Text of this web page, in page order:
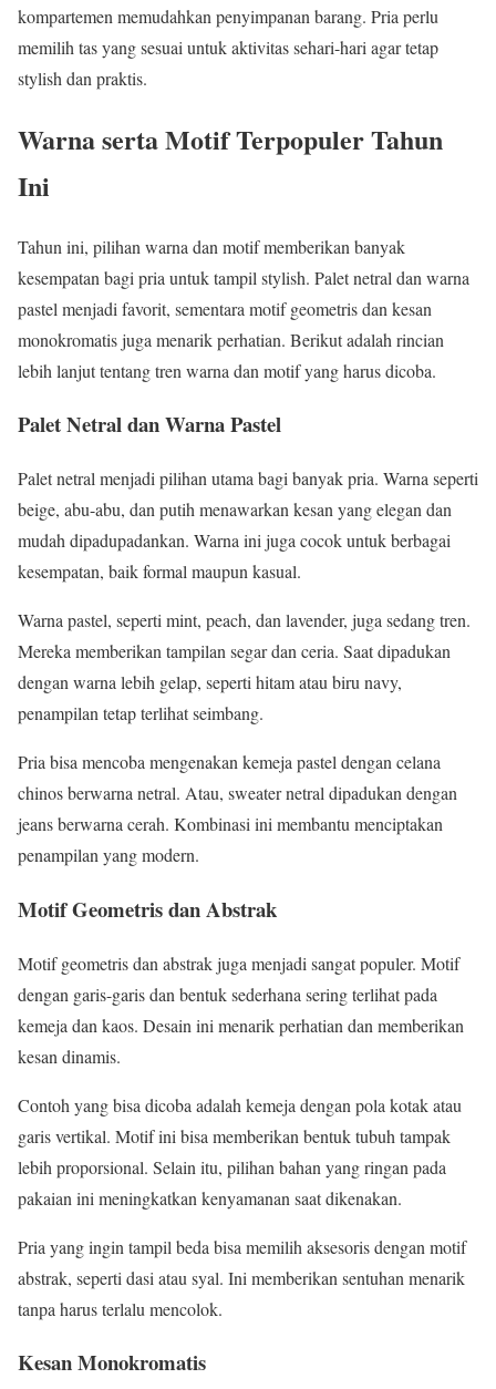
kompartemen memudahkan penyimpanan barang. Pria perlu
memilih tas yang sesuai untuk aktivitas sehari-hari agar tetap
stylish dan praktis.
Warna serta Motif Terpopuler Tahun
Ini
Tahun ini, pilihan warna dan motif memberikan banyak
kesempatan bagi pria untuk tampil stylish. Palet netral dan warna
pastel menjadi favorit, sementara motif geometris dan kesan
monokromatis juga menarik perhatian. Berikut adalah rincian
lebih lanjut tentang tren warna dan motif yang harus dicoba.
Palet Netral dan Warna Pastel
Palet netral menjadi pilihan utama bagi banyak pria. Warna seperti
beige, abu-abu, dan putih menawarkan kesan yang elegan dan
mudah dipadupadankan. Warna ini juga cocok untuk berbagai
kesempatan, baik formal maupun kasual.
Warna pastel, seperti mint, peach, dan lavender, juga sedang tren.
Mereka memberikan tampilan segar dan ceria. Saat dipadukan
dengan warna lebih gelap, seperti hitam atau biru navy,
penampilan tetap terlihat seimbang.
Pria bisa mencoba mengenakan kemeja pastel dengan celana
chinos berwarna netral. Atau, sweater netral dipadukan dengan
jeans berwarna cerah. Kombinasi ini membantu menciptakan
penampilan yang modern.
Motif Geometris dan Abstrak
Motif geometris dan abstrak juga menjadi sangat populer. Motif
dengan garis-garis dan bentuk sederhana sering terlihat pada
kemeja dan kaos. Desain ini menarik perhatian dan memberikan
kesan dinamis.
Contoh yang bisa dicoba adalah kemeja dengan pola kotak atau
garis vertikal. Motif ini bisa memberikan bentuk tubuh tampak
lebih proporsional. Selain itu, pilihan bahan yang ringan pada
pakaian ini meningkatkan kenyamanan saat dikenakan.
Pria yang ingin tampil beda bisa memilih aksesoris dengan motif
abstrak, seperti dasi atau syal. Ini memberikan sentuhan menarik
tanpa harus terlalu mencolok.
Kesan Monokromatis